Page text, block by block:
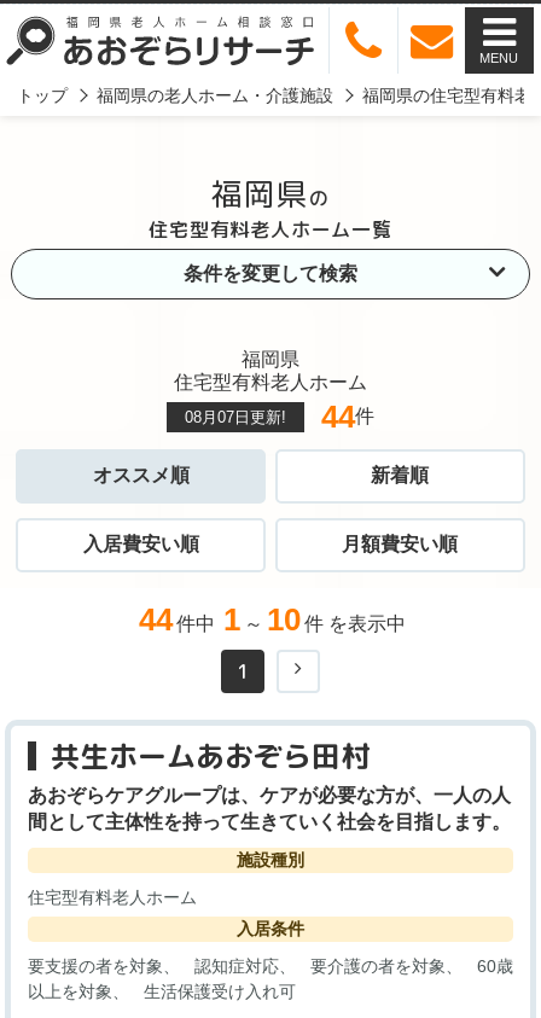
MENU
トップ 福岡県の老人ホーム・介護施設 福岡県の住宅型有料老
福岡県の
住宅型有料老人ホーム一覧
条件を変更して検索
福岡県
住宅型有料老人ホーム
08月07日 更新! 44件
オススメ順 新着順
入居費安い順 月額費安い順
44件中 1 ～ 10件 を表示中
1
共生ホームあおぞら田村
あおぞらケアグループは、ケアが必要な方が、一人の人
間として主体性を持って生きていく社会を目指します。
施設種別
住宅型有料老人ホーム
入居条件
要支援の者を対象
認知症対応 要介護の者を対象
60歳
以上を対象
生活保護受け入れ可